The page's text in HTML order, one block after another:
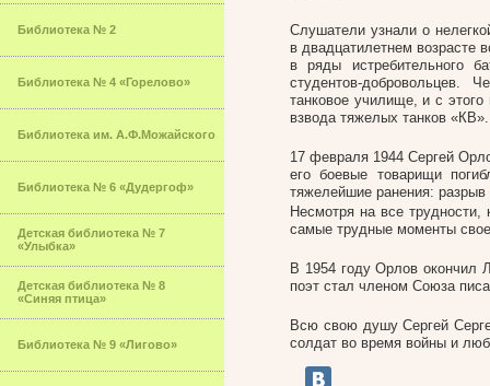
Библиотека № 2
Библиотека № 4 «Горелово»
Библиотека им. А.Ф.Можайского
Библиотека № 6 «Дудергоф»
Детская библиотека № 7
«Улыбка»
Детская библиотека № 8
«Синяя птица»
Библиотека № 9 «Лигово»
Слушатели узнали о
в двадцатилетнем возрасте
в ряды истребительного
студентов-добровольцев.
танковое училище, и с
взвода тяжелых танков «КВ».
17 февраля 1944 Сергей
его боевые товарищи
тяжелейшие ранения: разрыв
Несмотря на все
самые трудные моменты
В 1954 году Орлов окончил
поэт стал членом Союза
Всю свою душу Сергей
солдат во время войны и